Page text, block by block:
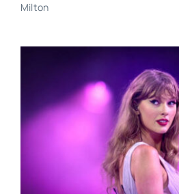
Milton